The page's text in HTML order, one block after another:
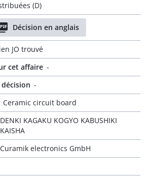
(D)
Décision en anglais
JO trouvé
cet affaire -
-
Ceramic circuit board
DENKI KAGAKU KOGYO KABUSHIKI
KAISHA
Curamik electronics GmbH